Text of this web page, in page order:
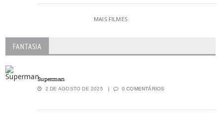
MAIS FILMES
FANTASIA
Superman
2 DE AGOSTO DE 2025 0 COMENTÁRIOS